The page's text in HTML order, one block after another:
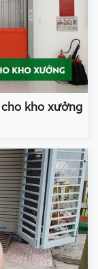
kho xưởng